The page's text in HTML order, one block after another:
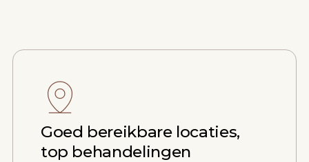
Goed bereikbare locaties,
top behandelingen